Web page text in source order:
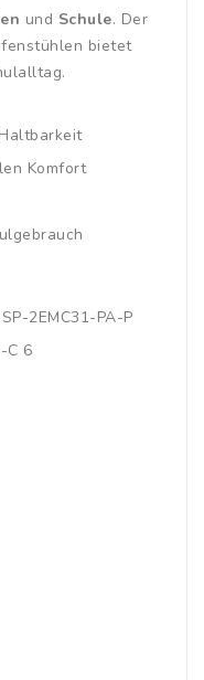
und Schule. Der
bietet
Komfort
2EMC31-PA-P
C 6